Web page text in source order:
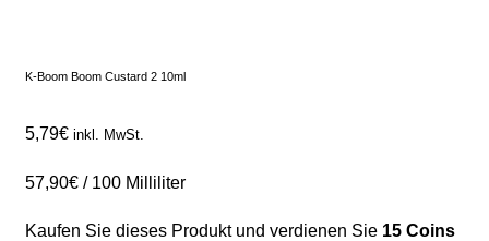
K-Boom Boom Custard 2 10ml
5,79€ inkl. MwSt.
57,90€ / 100 Milliliter
Kaufen Sie dieses Produkt und verdienen Sie 15 Coins